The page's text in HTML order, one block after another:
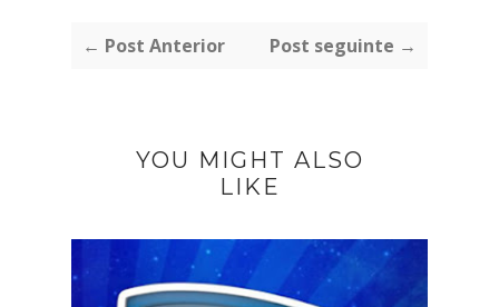
← Post Anterior Post seguinte →
YOU MIGHT ALSO
LIKE